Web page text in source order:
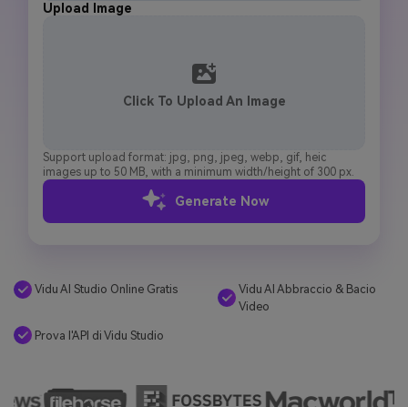
Upload Image
Click To Upload An Image
Support upload format: jpg, png, jpeg, webp, gif, heic
images up to 50 MB, with a minimum width/height of 300 px.
Generate Now
Vidu AI Studio Online Gratis
Vidu AI Abbraccio & Bacio
Video
Prova l'API di Vidu Studio